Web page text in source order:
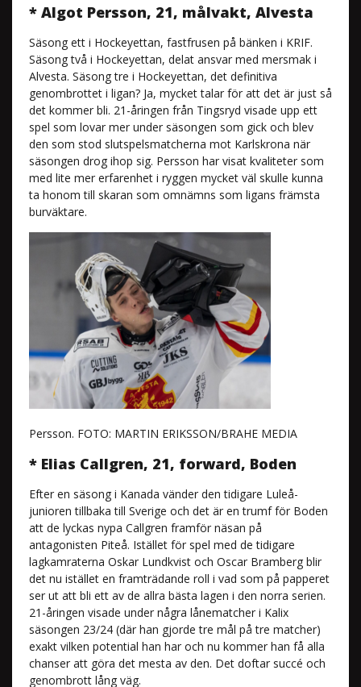
* Algot Persson, 21, målvakt, Alvesta
Säsong ett i Hockeyettan, fastfrusen på bänken i KRIF.
Säsong två i Hockeyettan, delat ansvar med mersmak i
Alvesta. Säsong tre i Hockeyettan, det definitiva
genombrottet i ligan? Ja, mycket talar för att det är just så
det kommer bli. 21-åringen från Tingsryd visade upp ett
spel som lovar mer under säsongen som gick och blev
den som stod slutspelsmatcherna mot Karlskrona när
säsongen drog ihop sig. Persson har visat kvaliteter som
med lite mer erfarenhet i ryggen mycket väl skulle kunna
ta honom till skaran som omnämns som ligans främsta
burväktare.
Persson. FOTO: MARTIN ERIKSSON/BRAHE MEDIA
* Elias Callgren, 21, forward, Boden
Efter en säsong i Kanada vänder den tidigare Luleå-
junioren tillbaka till Sverige och det är en trumf för Boden
att de lyckas nypa Callgren framför näsan på
antagonisten Piteå. Istället för spel med de tidigare
lagkamraterna Oskar Lundkvist och Oscar Bramberg blir
det nu istället en framträdande roll i vad som på papperet
ser ut att bli ett av de allra bästa lagen i den norra serien.
21-åringen visade under några lånematcher i Kalix
säsongen 23/24 (där han gjorde tre mål på tre matcher)
exakt vilken potential han har och nu kommer han få alla
chanser att göra det mesta av den. Det doftar succé och
genombrott lång väg.